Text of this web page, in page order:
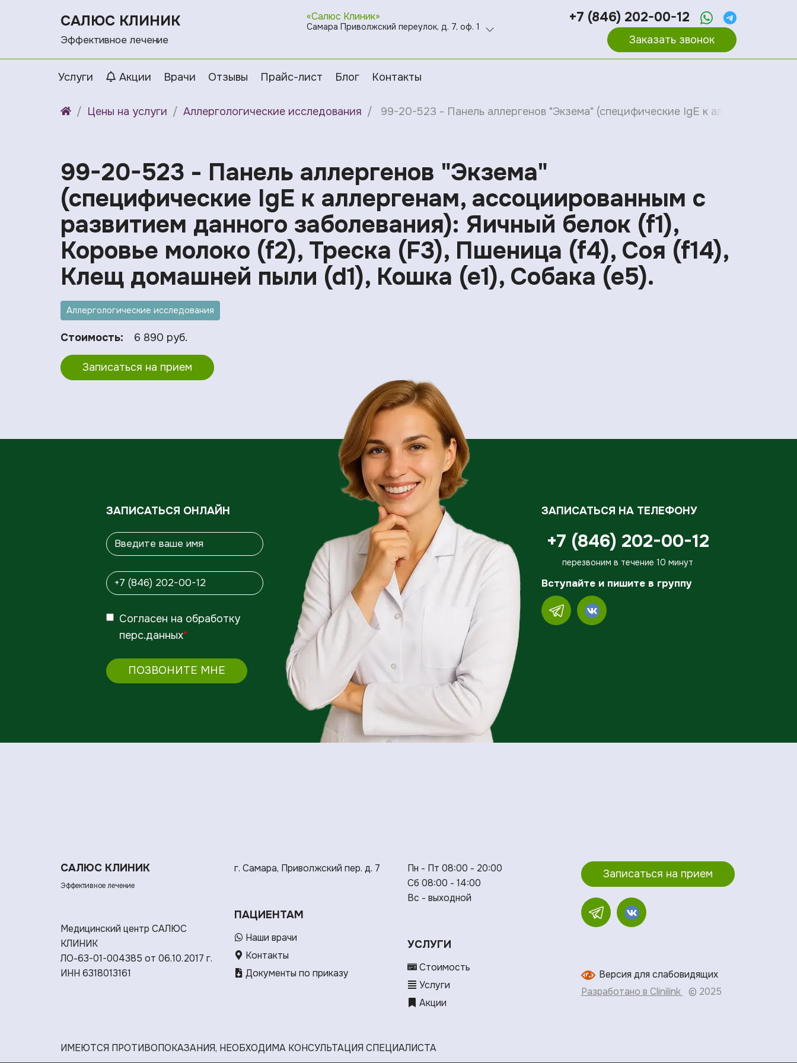
САЛЮС КЛИНИК
Эффективное лечение
«Салюс Клиник»
Самара Приволжский переулок, д. 7, оф. 1
+7 (846) 202-00-12
Заказать звонок
Услуги Акции Врачи Отзывы Прайс-лист Блог Контакты
Цены на услуги Аллергологические исследования 99-20-523 - Панель аллергенов "Экзема" (специфические IgE к аллергенам,
99-20-523 - Панель аллергенов "Экзема"
(специфические IgE к аллергенам, ассоциированным с
развитием данного заболевания): Яичный белок (f1),
Коровье молоко (f2), Треска (F3), Пшеница (f4), Соя (f14),
Клещ домашней пыли (d1), Кошка (e1), Собака (е5).
Аллергологические исследования
Стоимость: 6 890 руб.
Записаться на прием
ЗАПИСАТЬСЯ ОНЛАЙН
Согласен на обработку
перс.данных*
ПОЗВОНИТЕ МНЕ
ЗАПИСАТЬСЯ НА ТЕЛЕФОНУ
+7 (846) 202-00-12
перезвоним в течение 10 минут
Вступайте и пишите в группу
САЛЮС КЛИНИК
Эффективное лечение
Медицинский центр САЛЮС
КЛИНИК
ЛО-63-01-004385 от 06.10.2017 г.
ИНН 6318013161
г. Самара, Приволжский пер. д. 7
ПАЦИЕНТАМ
Наши врачи
Контакты
Документы по приказу
Пн - Пт 08:00 - 20:00
Сб 08:00 - 14:00
Вс - выходной
УСЛУГИ
Стоимость
Услуги
Акции
Записаться на прием
Версия для слабовидящих
Разработано в Clinilink
© 2025
ИМЕЮТСЯ ПРОТИВОПОКАЗАНИЯ, НЕОБХОДИМА КОНСУЛЬТАЦИЯ СПЕЦИАЛИСТА